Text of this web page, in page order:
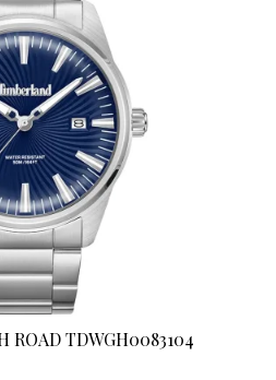
ROAD TDWGH0083104